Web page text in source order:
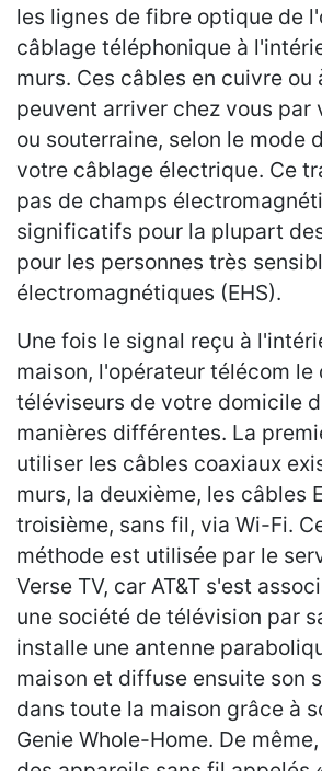
les lignes de fibre optique de
câblage téléphonique à
murs. Ces câbles en cuivre
peuvent arriver chez vous par
ou souterraine, selon le mode
votre câblage électrique. Ce
pas de champs
significatifs pour la plupart
pour les personnes très
électromagnétiques (EHS).
Une fois le signal reçu à
maison, l'opérateur télécom le
téléviseurs de votre domicile
manières différentes. La
utiliser les câbles coaxiaux
murs, la deuxième, les câbles
troisième, sans fil, via Wi-Fi.
méthode est utilisée par le
Verse TV, car AT&T s'est
une société de télévision par
installe une antenne
maison et diffuse ensuite son
dans toute la maison grâce à
Genie Whole-Home. De